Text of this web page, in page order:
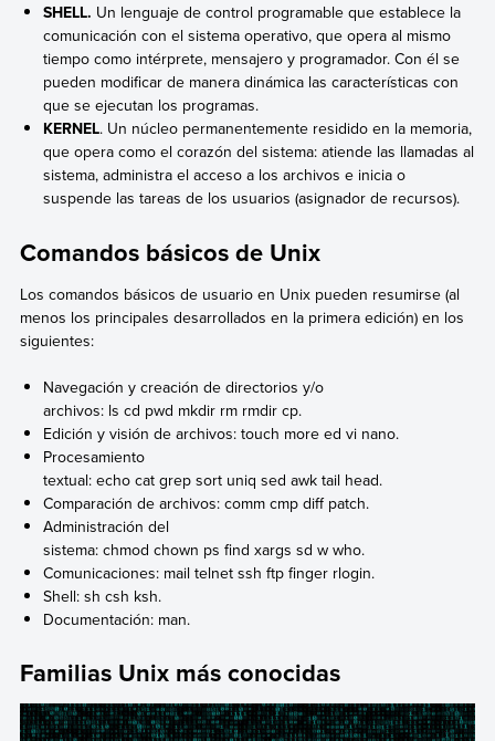
SHELL. Un lenguaje de control programable que establece la
comunicación con el sistema operativo, que opera al mismo
tiempo como intérprete, mensajero y programador. Con él se
pueden modificar de manera dinámica las características con
que se ejecutan los programas.
KERNEL. Un núcleo permanentemente residido en la memoria,
que opera como el corazón del sistema: atiende las llamadas al
sistema, administra el acceso a los archivos e inicia o
suspende las tareas de los usuarios (asignador de recursos).
Comandos básicos de Unix
Los comandos básicos de usuario en Unix pueden resumirse (al
menos los principales desarrollados en la primera edición) en los
siguientes:
Navegación y creación de directorios y/o
archivos: ls cd pwd mkdir rm rmdir cp.
Edición y visión de archivos: touch more ed vi nano.
Procesamiento
textual: echo cat grep sort uniq sed awk tail head.
Comparación de archivos: comm cmp diff patch.
Administración del
sistema: chmod chown ps find xargs sd w who.
Comunicaciones: mail telnet ssh ftp finger rlogin.
Shell: sh csh ksh.
Documentación: man.
Familias Unix más conocidas